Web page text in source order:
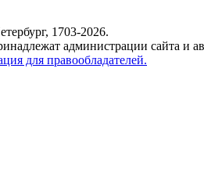
1703-2026.
администрации сайта и
для правообладателей.